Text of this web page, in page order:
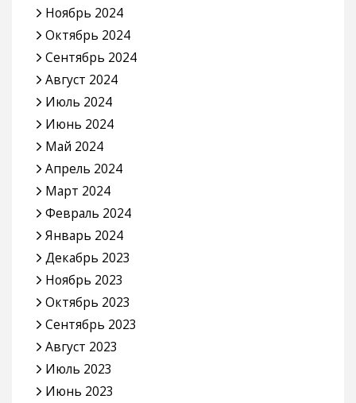
Ноябрь 2024
Октябрь 2024
Сентябрь 2024
Август 2024
Июль 2024
Июнь 2024
Май 2024
Апрель 2024
Март 2024
Февраль 2024
Январь 2024
Декабрь 2023
Ноябрь 2023
Октябрь 2023
Сентябрь 2023
Август 2023
Июль 2023
Июнь 2023